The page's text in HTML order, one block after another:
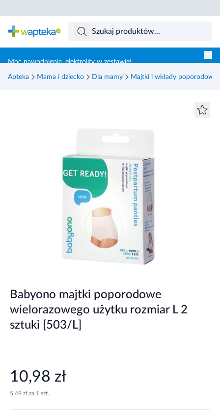
Moc nawodnienia, elektrolity w zestawie!
Apteka Mama i dziecko Dla mamy Majtki i wkłady poporodowe
Babyono majtki poporodowe
wielorazowego użytku rozmiar L 2
sztuki [503/L]
10,98 zł
5,49 zł za 1 szt.